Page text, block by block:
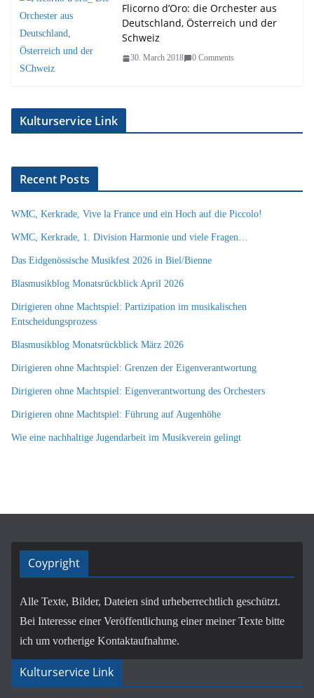
Flicorno d’Oro: die Orchester aus
Deutschland, Österreich und der
Schweiz
30. March 2018 0 Comments
Kulturservice Link
Recent Posts
WMC, Kerkrade, Vive la France und ein Hoch auf die Piccolo!
WMC, Kerkrade, 1. Division Harmonie und viele Fragen…
Das Eidgenössische Musikfest 2026 in Biel/Bienne
Blasmusikblog Monatsrückblick April 2026
Dirigieren ohne Machtspiel: Partizipation im musikalischen
Entscheidungsprozess
Blasmusikblog Monatsrückblick März 2026
Dirigieren ohne Machtspiel: Grenzen der Eigenverantwortung
Dirigieren ohne Machtspiel: Eigenverantwortung des Orchesters
Dirigieren ohne Machtspiel: Führung auf Augenhöhe
Wie eine nachhaltige Jugendarbeit im Musikverein gelingt
Coypright
Alle Texte, Bilder, Dateien sind urheberrechtlich geschützt.
Bei Interesse einer Veröffentlichung einer meiner Texte bitte
ich um vorherige Kontaktaufnahme.
Kulturservice Link